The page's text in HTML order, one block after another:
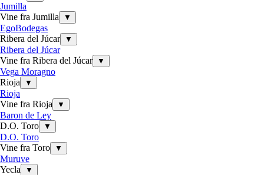
Jumilla
Vine fra Jumilla
▼
EgoBodegas
Ribera del Júcar
▼
Ribera del Júcar
Vine fra Ribera del Júcar
▼
Vega Moragno
Rioja
▼
Rioja
Vine fra Rioja
▼
Baron de Ley
D.O. Toro
▼
D.O. Toro
Vine fra Toro
▼
Muruve
Yecla
▼